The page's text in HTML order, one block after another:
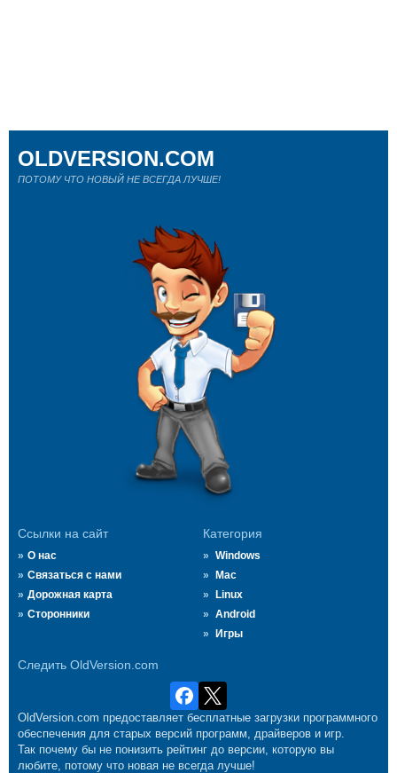
Ссылки на сайт
О нас
Связаться с нами
Дорожная карта
Сторонники
Категория
Windows
Mac
Linux
Android
Игры
Следить OldVersion.com
OLDVERSION.COM
ПОТОМУ ЧТО НОВЫЙ НЕ ВСЕГДА ЛУЧШЕ!
OldVersion.com предоставляет бесплатные загрузки программного
обеспечения для старых версий программ, драйверов и игр.
Так почему бы не понизить рейтинг до версии, которую вы
любите, потому что новая не всегда лучше!